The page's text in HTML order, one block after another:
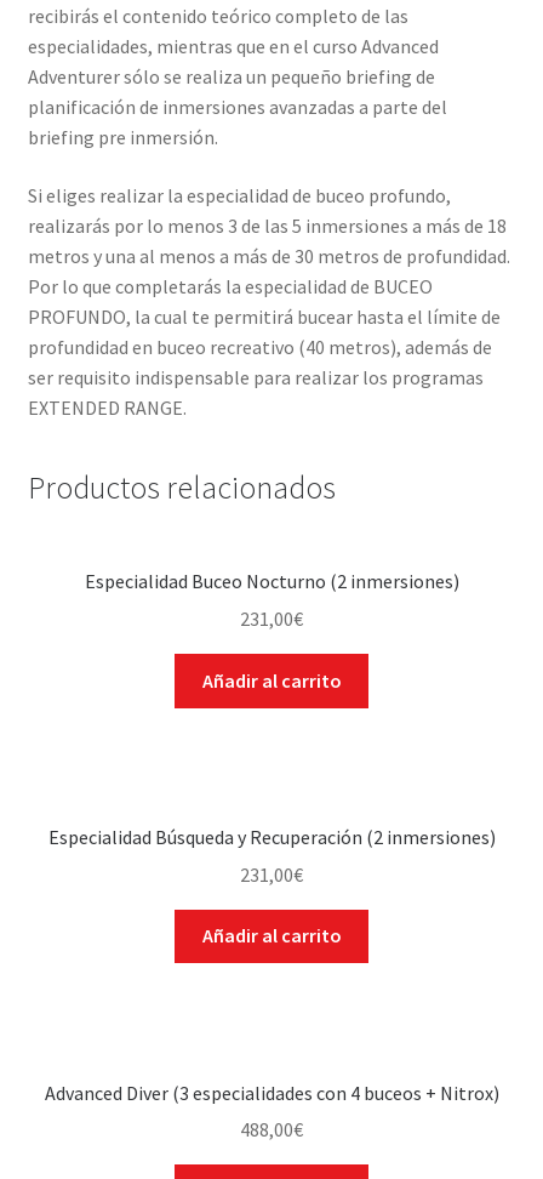
recibirás el contenido teórico completo de las
especialidades, mientras que en el curso Advanced
Adventurer sólo se realiza un pequeño briefing de
planificación de inmersiones avanzadas a parte del
briefing pre inmersión.
Si eliges realizar la especialidad de buceo profundo,
realizarás por lo menos 3 de las 5 inmersiones a más de 18
metros y una al menos a más de 30 metros de profundidad.
Por lo que completarás la especialidad de BUCEO
PROFUNDO, la cual te permitirá bucear hasta el límite de
profundidad en buceo recreativo (40 metros), además de
ser requisito indispensable para realizar los programas
EXTENDED RANGE.
Productos relacionados
Especialidad Buceo Nocturno (2 inmersiones)
231,00€
Añadir al carrito
Especialidad Búsqueda y Recuperación (2 inmersiones)
231,00€
Añadir al carrito
Advanced Diver (3 especialidades con 4 buceos + Nitrox)
488,00€